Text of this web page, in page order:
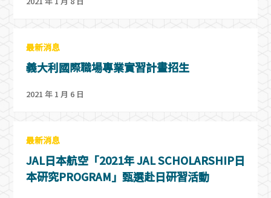
最新消息
義大利國際職場專業實習計畫招生
2021 年 1 月 6 日
最新消息
JAL日本航空「2021年 JAL SCHOLARSHIP日
本研究PROGRAM」甄選赴日研習活動